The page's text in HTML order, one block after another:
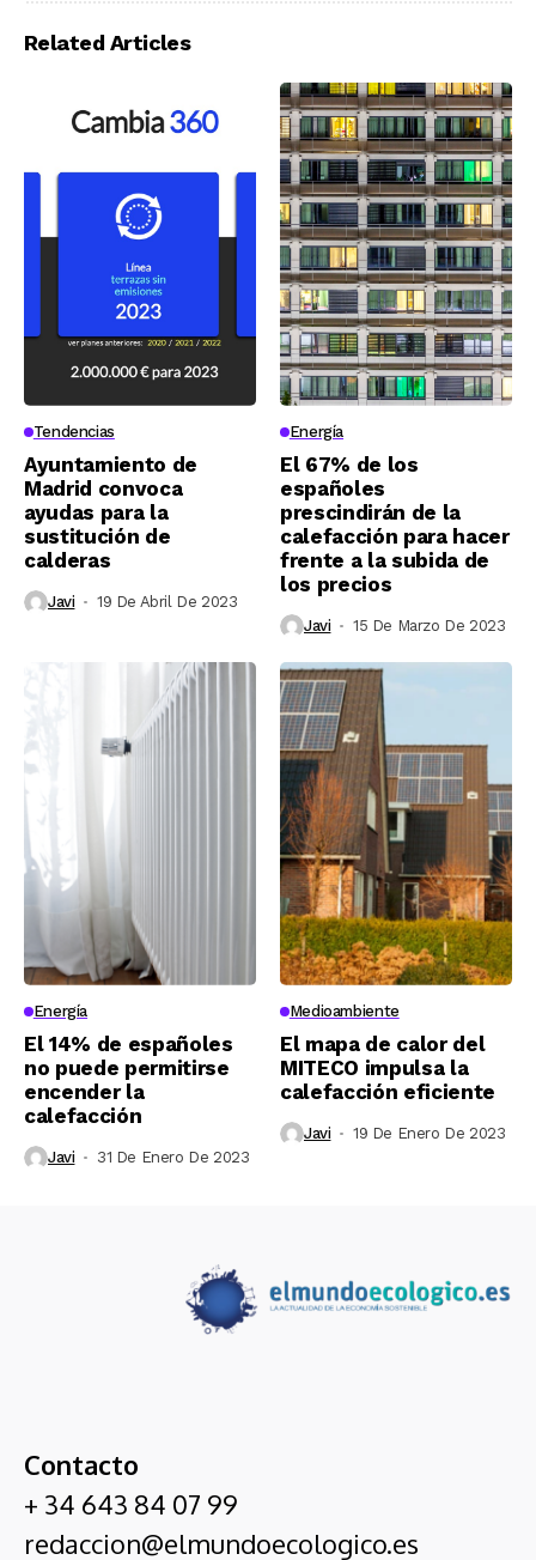
Related Articles
Tendencias
Ayuntamiento de
Madrid convoca
ayudas para la
sustitución de
calderas
Javi 19 De Abril De 2023
Energía
El 67% de los
españoles
prescindirán de la
calefacción para hacer
frente a la subida de
los precios
Javi 15 De Marzo De 2023
Energía
El 14% de españoles
no puede permitirse
encender la
calefacción
Javi 31 De Enero De 2023
Medioambiente
El mapa de calor del
MITECO impulsa la
calefacción eficiente
Javi 19 De Enero De 2023
Contacto
+ 34 643 84 07 99
redaccion@elmundoecologico.es